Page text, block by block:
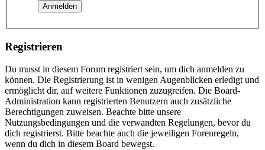
Registrieren
Du musst in diesem Forum registriert sein, um dich anmelden zu
können. Die Registrierung ist in wenigen Augenblicken erledigt und
ermöglicht dir, auf weitere Funktionen zuzugreifen. Die Board-
Administration kann registrierten Benutzern auch zusätzliche
Berechtigungen zuweisen. Beachte bitte unsere
Nutzungsbedingungen und die verwandten Regelungen, bevor du
dich registrierst. Bitte beachte auch die jeweiligen Forenregeln,
wenn du dich in diesem Board bewegst.